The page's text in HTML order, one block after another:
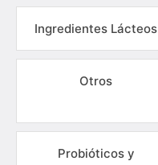
Ingredientes Lácteos
Otros
Probióticos y